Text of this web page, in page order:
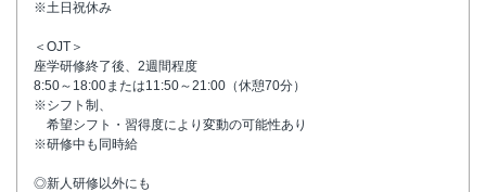
※土日祝休み
＜OJT＞
座学研修終了後、2週間程度
8:50～18:00または11:50～21:00（休憩70分）
※シフト制、
希望シフト・習得度により変動の可能性あり
※研修中も同時給
◎新人研修以外にも